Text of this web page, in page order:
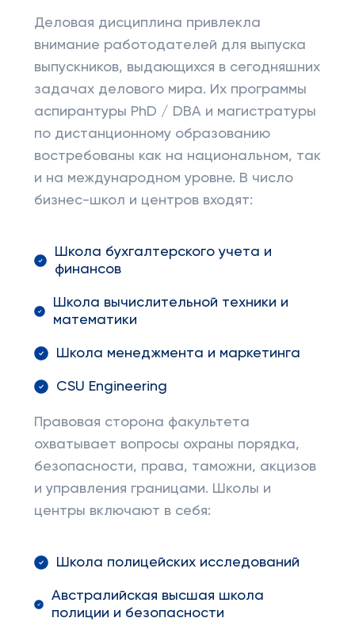
Деловая дисциплина привлекла
внимание работодателей для выпуска
выпускников, выдающихся в сегодняшних
задачах делового мира. Их программы
аспирантуры PhD / DBA и магистратуры
по дистанционному образованию
востребованы как на национальном, так
и на международном уровне. В число
бизнес-школ и центров входят:
Школа бухгалтерского учета и
финансов
Школа вычислительной техники и
математики
Школа менеджмента и маркетинга
CSU Engineering
Правовая сторона факультета
охватывает вопросы охраны порядка,
безопасности, права, таможни, акцизов
и управления границами. Школы и
центры включают в себя:
Школа полицейских исследований
Австралийская высшая школа
полиции и безопасности